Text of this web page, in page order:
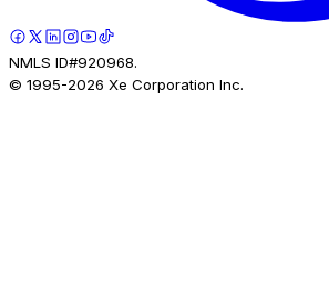
NMLS ID#920968.
© 1995-2026 Xe Corporation Inc.